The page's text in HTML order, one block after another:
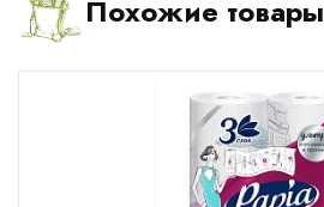
Похожие товары